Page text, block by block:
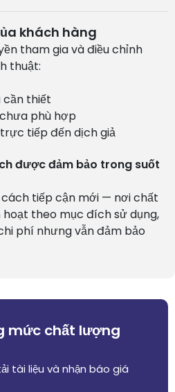
khách hàng
tham gia và điều chỉnh
thuật:
cần thiết
phù hợp
tiếp đến dịch giả
được đảm bảo trong suốt
tiếp cận mới — nơi chất
theo mục đích sử dụng,
phí nhưng vẫn đảm bảo
mức chất lượng
tài liệu và nhận báo giá